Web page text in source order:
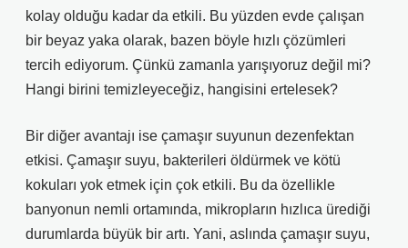
kolay olduğu kadar da etkili. Bu yüzden evde çalışan
bir beyaz yaka olarak, bazen böyle hızlı çözümleri
tercih ediyorum. Çünkü zamanla yarışıyoruz değil mi?
Hangi birini temizleyeceğiz, hangisini ertelesek?
Bir diğer avantajı ise çamaşır suyunun dezenfektan
etkisi. Çamaşır suyu, bakterileri öldürmek ve kötü
kokuları yok etmek için çok etkili. Bu da özellikle
banyonun nemli ortamında, mikropların hızlıca ürediği
durumlarda büyük bir artı. Yani, aslında çamaşır suyu,